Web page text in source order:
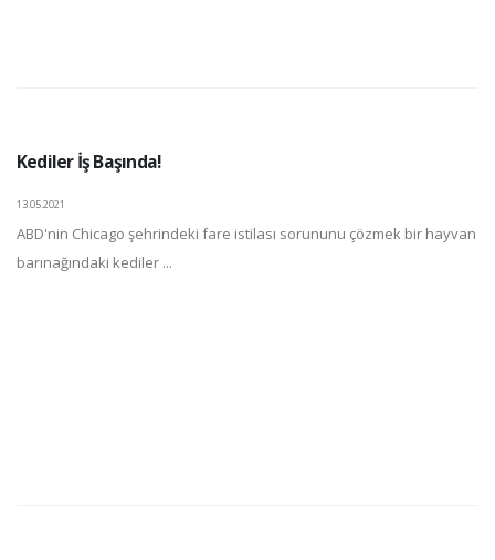
Kediler İş Başında!
13.05.2021
ABD'nin Chicago şehrindeki fare istilası sorununu çözmek bir hayvan
barınağındaki kediler ...